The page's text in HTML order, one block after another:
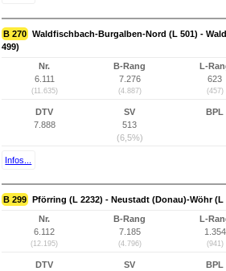
B 270 Waldfischbach-Burgalben-Nord (L 501) -
499)
Nr.
6.111
(11.635)
B-Rang
7.276
(4.887)
L-
623
(457)
DTV
7.888
SV
513
(6,5%)
BPL
Infos...
B 299 Pförring (L 2232) - Neustadt (Donau)-Wöhr (L
Nr.
6.112
(12.195)
B-Rang
7.185
(4.796)
L-
1.354
(941)
DTV
SV
BPL